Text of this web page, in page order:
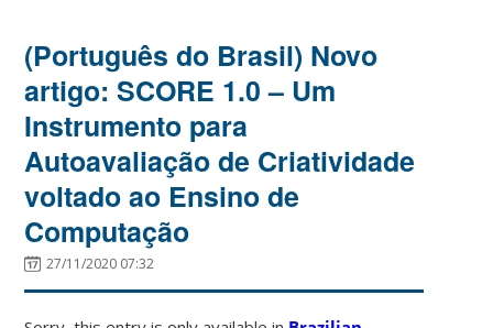
(Português do Brasil) Novo
artigo: SCORE 1.0 – Um
Instrumento para
Autoavaliação de Criatividade
voltado ao Ensino de
Computação
27/11/2020 07:32